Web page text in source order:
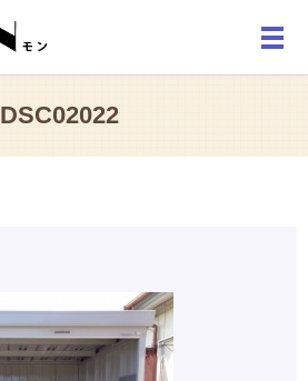
メ
DSC02022